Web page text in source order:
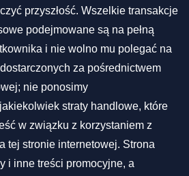
przyszłość. Wszelkie transakcje
podejmowane są na pełną
i nie wolno mu polegać na
za pośrednictwem
nie ponosimy
straty handlowe, które
w związku z korzystaniem z
tej stronie internetowej. Strona
i inne treści promocyjne, a